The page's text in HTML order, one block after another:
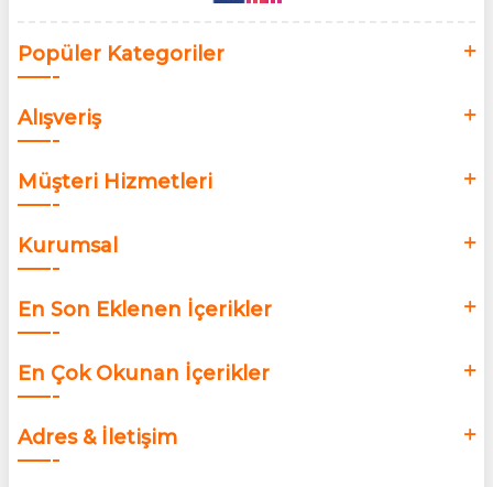
Popüler Kategoriler
Alışveriş
Müşteri Hizmetleri
Kurumsal
En Son Eklenen İçerikler
En Çok Okunan İçerikler
Adres & İletişim